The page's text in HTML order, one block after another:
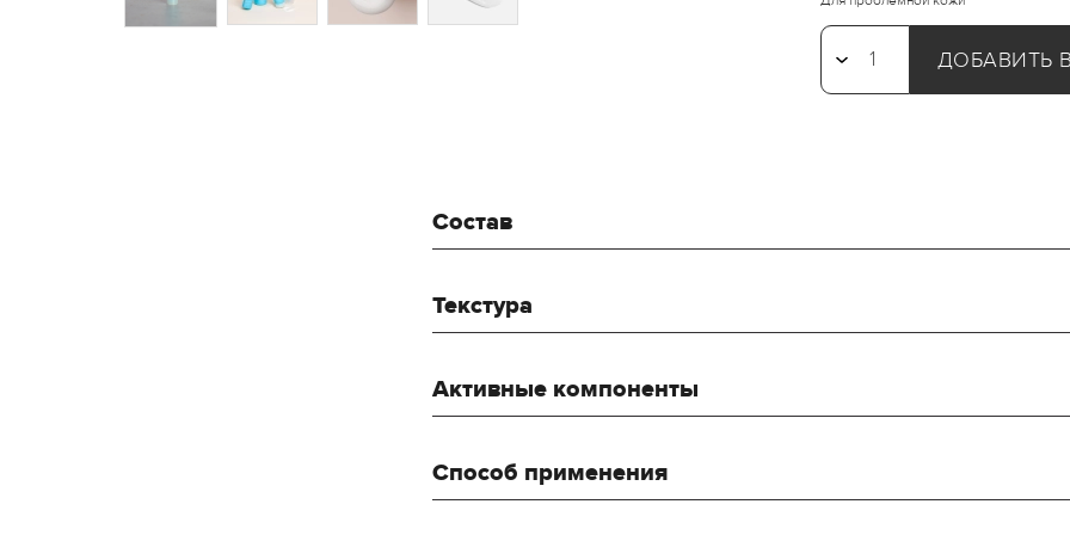
ДОБАВИТЬ
Состав
Текстура
Активные компоненты
Способ применения